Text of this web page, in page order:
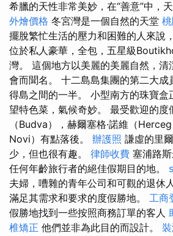
希臘的天性非常美妙，在“善意”中，
外燴價格 冬宮灣是一個自然的天堂
擺脫繁忙生活的壓力和困難的人來說
位於私人豪華，全包，五星級
灣。 這個地方以美麗的美麗自然，清
會而聞名。 十二島島集團的第二大成
得島之間的一半。 小型南方的珠寶盒
望特色菜，氣候奇妙。 最受歡迎的度
（Budva），赫爾塞格·諾維（Herceg
Novi）有點落後。 辦護照 謙虛的里
少，但也很有趣。 律師收費 塞浦路
任何年齡旅行者的絕佳假期目的地。
夫婦，嘈雜的青年公司和可觀的退休
滿足其需求和要求的度假勝地。 工商
假勝地找到一些按照商務訂單的客人
椎矯正 他們並非為此目的而設計。